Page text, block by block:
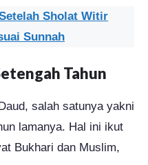
Sholat Witir
Sunnah
Tahun
salah satunya yakni
lamanya. Hal ini ikut
Bukhari dan Muslim,